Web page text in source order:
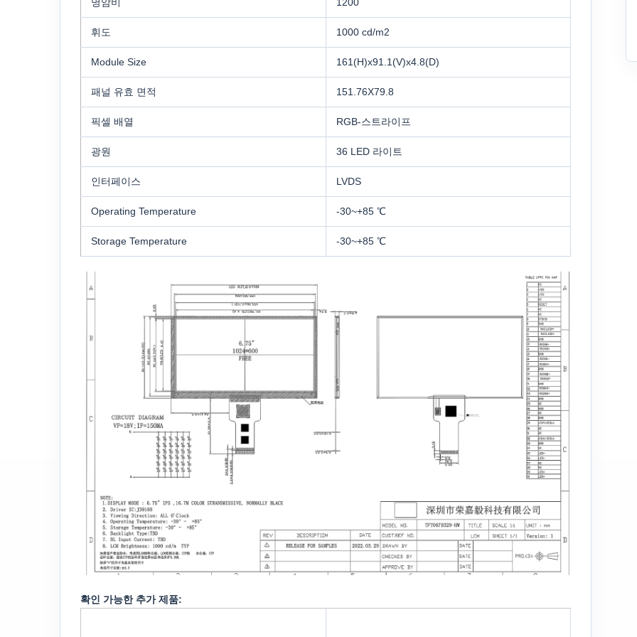
명암비 1200
휘도 1000 cd/m2
Module Size 161(H)x91.1(V)x4.8(D)
패널 유효 면적 151.76X79.8
픽셀 배열 RGB-스트라이프
광원 36 LED 라이트
인터페이스 LVDS
Operating Temperature -30~+85 ℃
Storage Temperature -30~+85 ℃
확인 가능한 추가 제품: